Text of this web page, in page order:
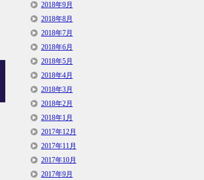
2018年9月
2018年8月
2018年7月
2018年6月
2018年5月
2018年4月
2018年3月
2018年2月
2018年1月
2017年12月
2017年11月
2017年10月
2017年9月